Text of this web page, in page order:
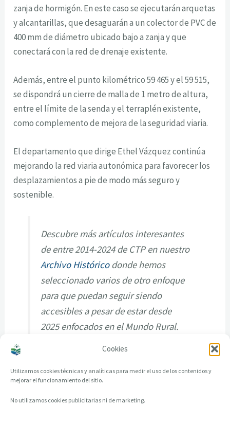
Cookies
Utilizamos cookies técnicas y analíticas para medir el uso de los contenidos y
mejorar el funcionamiento del sitio.
No utilizamos cookies publicitarias ni de marketing.
zanja de hormigón. En este caso se ejecutarán arquetas
y alcantarillas, que desaguarán a un colector de PVC de
400 mm de diámetro ubicado bajo a zanja y que
conectará con la red de drenaje existente.
Además, entre el punto kilométrico 59 465 y el 59 515,
se dispondrá un cierre de malla de 1 metro de altura,
entre el límite de la senda y el terraplén existente,
como complemento de mejora de la seguridad viaria.
El departamento que dirige Ethel Vázquez continúa
mejorando la red viaria autonómica para favorecer los
desplazamientos a pie de modo más seguro y
sostenible.
Descubre más artículos interesantes
de entre 2014-2024 de CTP en nuestro
Archivo Históricodonde hemos
seleccionado varios de otro enfoque
para que puedan seguir siendo
accesibles a pesar de estar desde
2025 enfocados en el Mundo Rural.